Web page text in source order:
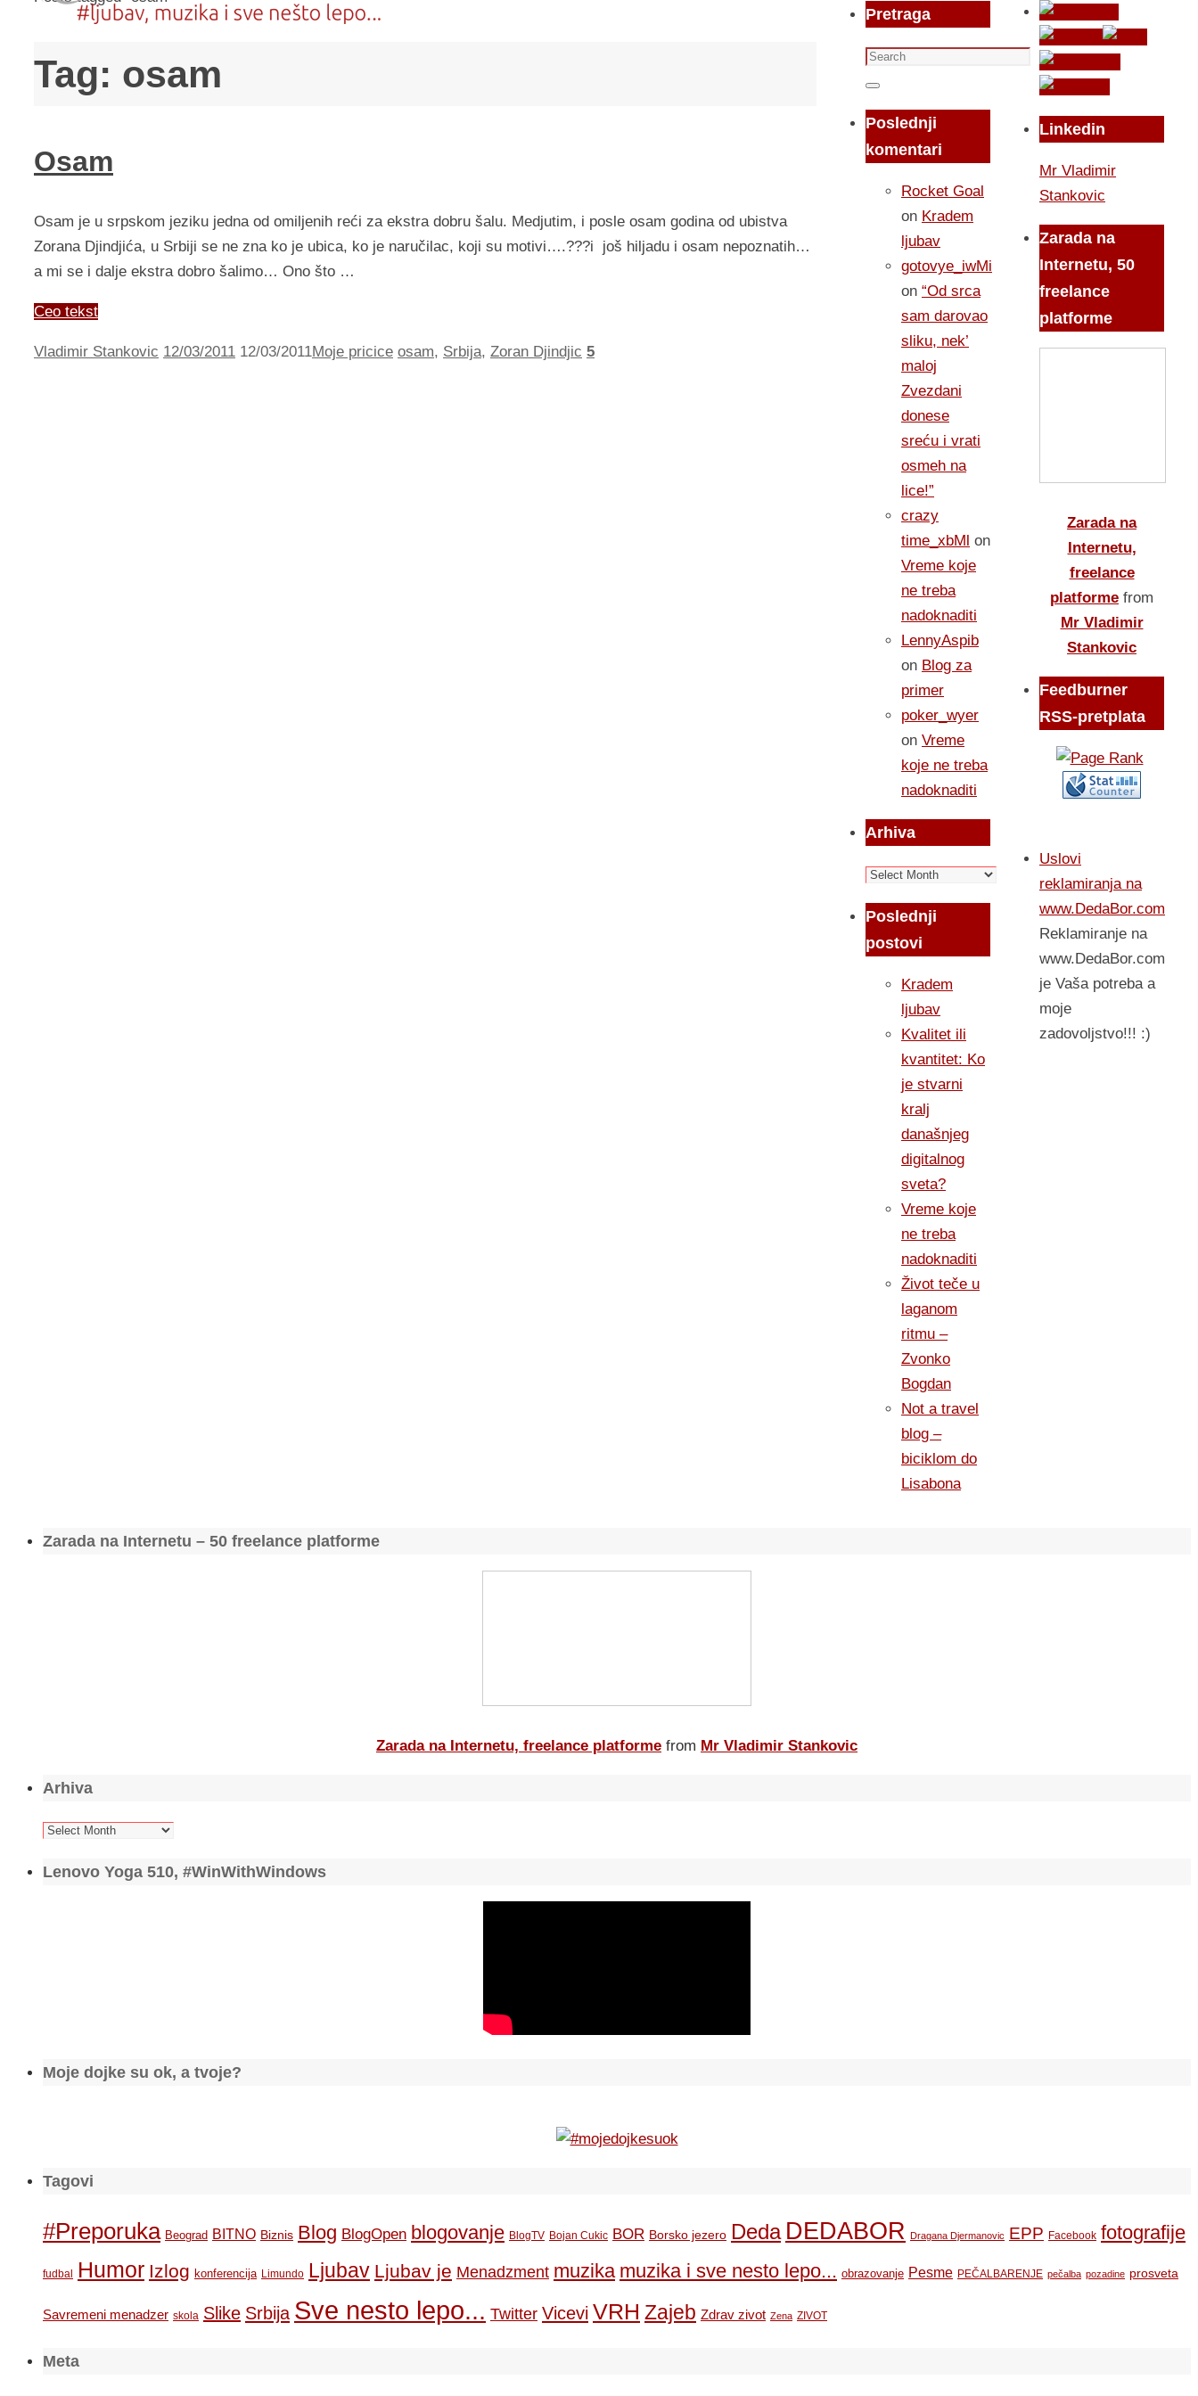
Tag: osam
Osam
Osam je u srpskom jeziku jedna od omiljenih reći za ekstra dobru šalu. Medjutim, i posle osam godina od ubistva
Zorana Djindjića, u Srbiji se ne zna ko je ubica, ko je naručilac, koji su motivi….???i još hiljadu i osam nepoznatih…
a mi se i dalje ekstra dobro šalimo… Ono što …
Ceo tekst
Vladimir Stankovic 12/03/2011 12/03/2011Moje pricice osam, Srbija, Zoran Djindjic 5
Pretraga
Search
for:
Search
Poslednji
komentari
Rocket Goal
on Kradem
ljubav
gotovye_iwMi
on “Od srca
sam darovao
sliku, nek’
maloj
Zvezdani
donese
sreću i vrati
osmeh na
lice!”
crazy
time_xbMl on
Vreme koje
ne treba
nadoknaditi
LennyAspib
on Blog za
primer
poker_wyer
on Vreme
koje ne treba
nadoknaditi
Arhiva
Arhiva
Poslednji
postovi
Kradem
ljubav
Kvalitet ili
kvantitet: Ko
je stvarni
kralj
današnjeg
digitalnog
sveta?
Vreme koje
ne treba
nadoknaditi
Život teče u
laganom
ritmu –
Zvonko
Bogdan
Not a travel
blog –
biciklom do
Lisabona
Linkedin
Mr Vladimir
Stankovic
Zarada na
Internetu, 50
freelance
platforme
Zarada na
Internetu,
freelance
platforme from
Mr Vladimir
Stankovic
Feedburner
RSS-pretplata
Uslovi
reklamiranja na
www.DedaBor.com
Reklamiranje na
www.DedaBor.com
je Vaša potreba a
moje
zadovoljstvo!!! :)
Zarada na Internetu – 50 freelance platforme
Zarada na Internetu, freelance platforme from Mr Vladimir Stankovic
Arhiva
Arhiva
Lenovo Yoga 510, #WinWithWindows
Moje dojke su ok, a tvoje?
Tagovi
#Preporuka Beograd BITNO Biznis Blog BlogOpen blogovanje BlogTV Bojan Cukic BOR Borsko jezero Deda DEDABOR Dragana Djermanovic EPP Facebook fotografije
fudbal Humor Izlog konferencija Limundo Ljubav Ljubav je Menadzment muzika muzika i sve nesto lepo... obrazovanje Pesme PEČALBARENJE pečalba pozadine prosveta
Savremeni menadzer skola Slike Srbija Sve nesto lepo... Twitter Vicevi VRH Zajeb Zdrav zivot Zena ZIVOT
Meta